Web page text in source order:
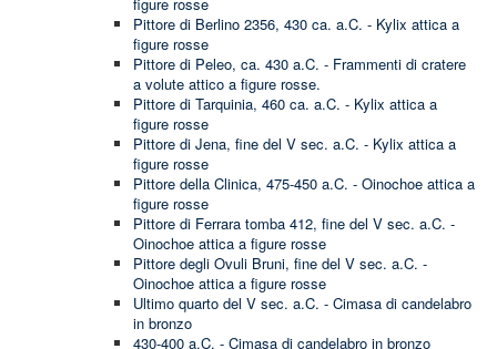
Pittore di Berlino 2356, 430 ca. a.C. - Kylix attica a
figure rosse
Pittore di Peleo, ca. 430 a.C. - Frammenti di cratere
a volute attico a figure rosse.
Pittore di Tarquinia, 460 ca. a.C. - Kylix attica a
figure rosse
Pittore di Jena, fine del V sec. a.C. - Kylix attica a
figure rosse
Pittore della Clinica, 475-450 a.C. - Oinochoe attica a
figure rosse
Pittore di Ferrara tomba 412, fine del V sec. a.C. -
Oinochoe attica a figure rosse
Pittore degli Ovuli Bruni, fine del V sec. a.C. -
Oinochoe attica a figure rosse
Ultimo quarto del V sec. a.C. - Cimasa di candelabro
in bronzo
430-400 a.C. - Cimasa di candelabro in bronzo